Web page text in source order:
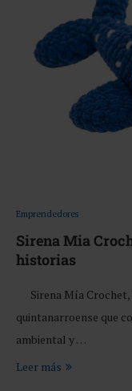
Emprendedores
Sirena Mia
historias
Sirena Mía Crochet,
quintanarroense que
ambiental y …
Leer más